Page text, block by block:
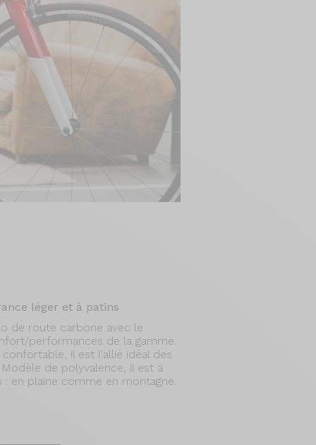
léger et à patins
de route carbone avec le
performances de la gamme.
il est l'allié idéal des
de polyvalence, il est à
en plaine comme en montagne.